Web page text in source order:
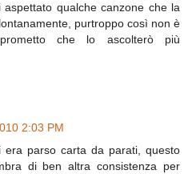
qualche canzone che la
purtroppo così non è
che lo ascolterò più
2:03 PM
era parso carta da parati, questo
di ben altra consistenza per